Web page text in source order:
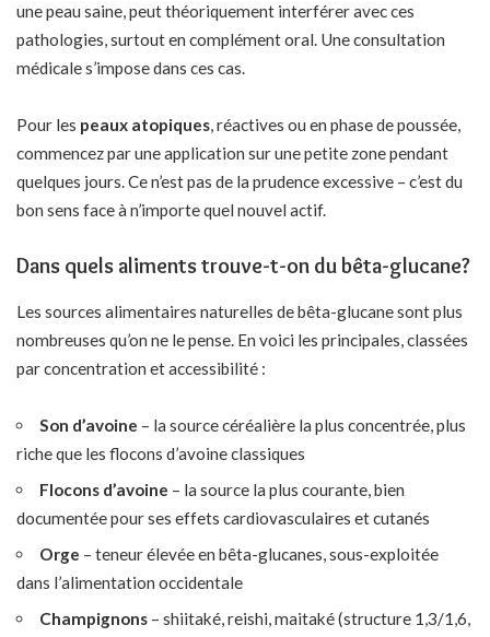
une peau saine, peut théoriquement interférer avec ces
pathologies, surtout en complément oral. Une consultation
médicale s’impose dans ces cas.
Pour les peaux atopiques , réactives ou en phase de poussée,
commencez par une application sur une petite zone pendant
quelques jours. Ce n’est pas de la prudence excessive – c’est du
bon sens face à n’importe quel nouvel actif.
Dans quels aliments trouve-t-on du bêta-glucane?
Les sources alimentaires naturelles de bêta-glucane sont plus
nombreuses qu’on ne le pense. En voici les principales, classées
par concentration et accessibilité :
Son d’avoine – la source céréalière la plus concentrée, plus
riche que les flocons d’avoine classiques
Flocons d’avoine – la source la plus courante, bien
documentée pour ses effets cardiovasculaires et cutanés
Orge – teneur élevée en bêta-glucanes, sous-exploitée
dans l’alimentation occidentale
Champignons – shiitaké, reishi, maitaké (structure 1,3/1,6,